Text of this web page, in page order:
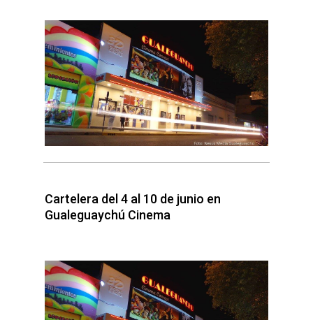
Cartelera del 4 al 10 de junio en
Gualeguaychú Cinema